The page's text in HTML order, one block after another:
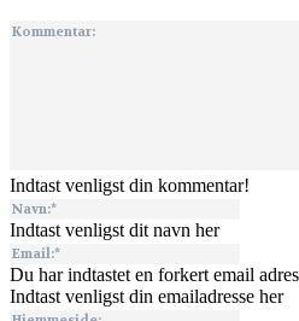
Indtast venligst din kommentar!
Indtast venligst dit navn her
Du har indtastet en forkert email
Indtast venligst din emailadresse her